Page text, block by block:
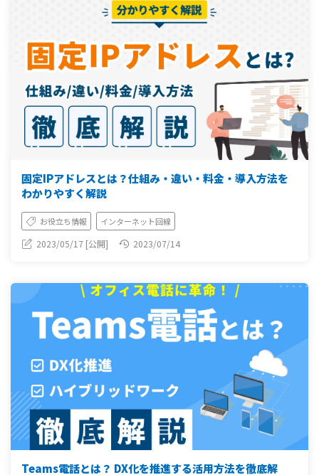
固定IPアドレスとは？仕組み・違い・料金・導入方法を
わかりやすく解説
お役立ち情報 インターネット回線
2023/05/17 [公開] 2023/07/14
Teams電話とは？ DX化を推進する活用方法を徹底解